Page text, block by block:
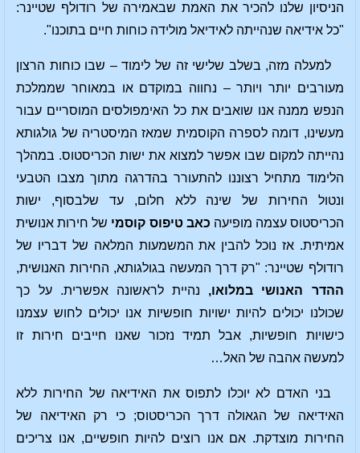
הניסיון שלנו להכיר את האמת שבאמירה של רודולף שטיינר:
"כל אידיאה שנהייתה לאידיאל מולידה כוחות חיים בתוכנו".
למעלה מזה, בשלב שלישי זה של לימוד – שבו כוחות הרצון
מעורבים יותר ויותר – נחווה במוקדם או במאוחר שממלכת
הנפש ממנה אנו שואבים את כל האימפולסים המוסריים עבור
מעשינו, דומה לספרה הקוסמית שמאז המיסטריה של גולגותא
נהייתה למקום שבו אפשר למצוא את ישות הכריסטוס. במהלך
הלימוד מתחיל רצוננו להתעורר בהדרגה מתוך מצבו הטבעי
ונטול החירות של שינה ללא חלום, עד שלבסוף, ישות
הכריסטוס עצמה מופיעה כאב טיפוס קוסמי של חירות אנושית
אמיתית. אז נוכל להבין את המשמעות המלאה של דבריו של
רודולף שטיינר: "רק דרך המעשה בגולגותא, החירות האנושית,
ההדר האנושי במלואו, נהיית לראשונה אפשרית. על כך
שכולנו יכולים להיות ישויות חופשיות אנו יכולים לחוש עצמנו
כישויות חופשיות, אבל תמיד נזכור שאנו חייבים חירות זו
למעשה אהבה של האל…
בני האדם לא יוכלו לתפוס את האידיאה של החירות ללא
האידיאה של הגאולה דרך הכריסטוס; כי רק האידיאה של
החירות מוצדקת. אם אנו רוצים להיות חופשיים, אנו צריכים